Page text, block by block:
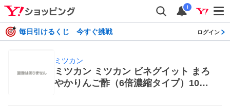
i
毎日引けるくじ 今すぐ挑戦 ログイン
ミツカン
ミツカン ミツカン ビネグイット まろ
やかりんご酢（6倍濃縮タイプ）1000